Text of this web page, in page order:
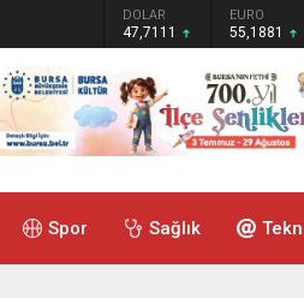
DOLAR
47,7111
EURO
55,1881
Spor Sağlık